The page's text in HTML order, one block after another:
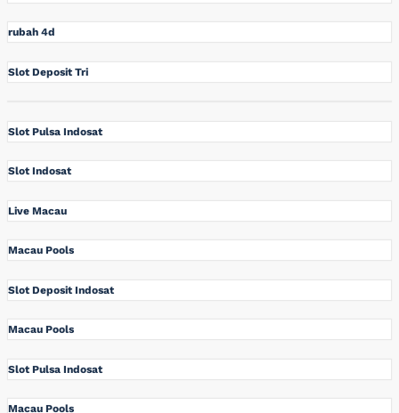
rubah 4d
Slot Deposit Tri
Slot Pulsa Indosat
Slot Indosat
Live Macau
Macau Pools
Slot Deposit Indosat
Macau Pools
Slot Pulsa Indosat
Macau Pools